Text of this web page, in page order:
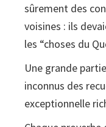
sûrement des
voisines : ils
les “choses du
Une grande
inconnus des
exceptionnelle